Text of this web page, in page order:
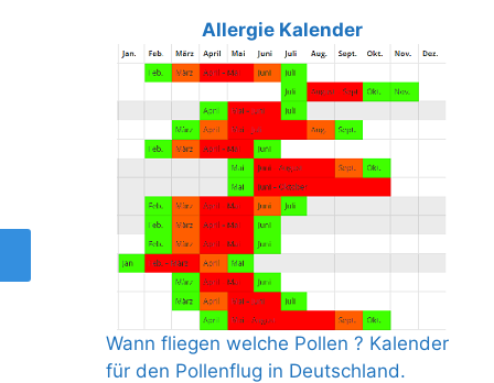
Allergie Kalender
Wann fliegen welche Pollen ? Kalender
für den Pollenflug in Deutschland.